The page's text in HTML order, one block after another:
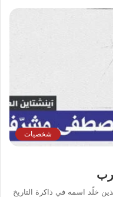
شخصيات
خلّد اسمه في ذاكرة التاريخ